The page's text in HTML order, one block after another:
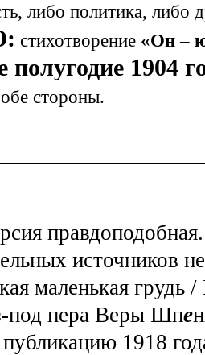
либо политика,
стихотворение «Он –
полугодие 1904
стороны.
источников
маленькая
под пера Веры Шпе
1918